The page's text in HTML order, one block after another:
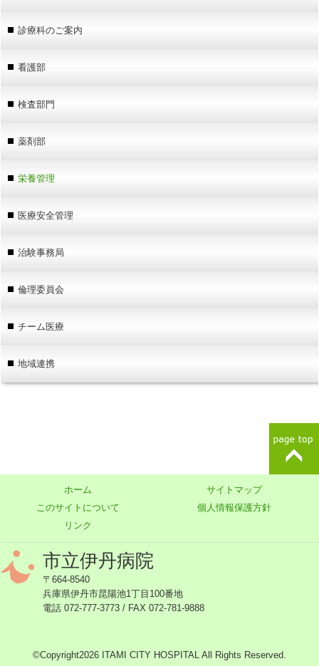
診療科のご案内
看護部
検査部門
薬剤部
栄養管理
医療安全管理
治験事務局
倫理委員会
チーム医療
地域連携
ホーム
サイトマップ
このサイトについて
個人情報保護方針
リンク
市立伊丹病院
〒664-8540
兵庫県伊丹市昆陽池1丁目100番地
電話 072-777-3773 / FAX 072-781-9888
©Copyright2026 ITAMI CITY HOSPITAL All Rights Reserved.